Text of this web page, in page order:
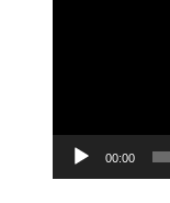
00:00